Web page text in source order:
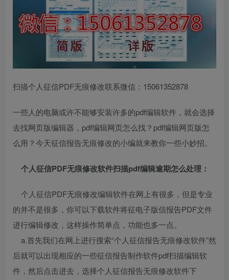
扫描个人征信PDF无痕修改联系微信：15061352878
一些人的电脑或许不能够安装许多的pdf编辑软件，就会选择
去找网页版编辑器，pdf编辑网页怎么找？pdf编辑网页版怎
么用？今天征信报告无痕修改的小编就来教你一些小妙招。
个人征信PDF无痕修改软件扫描pdf编辑逾期怎么处理：
个人征信PDF无痕修改编辑软件在网上有很多，但是专业
的并不是很多，你可以下载软件将征电子版信报告PDF文件
进行编辑修改，这样操作简单点，功能也多一点。
a.首先我们在网上进行搜索“个人征信报告无痕修改软件”然
后就可以出现相应的一些征信报告制作软件pdf扫描编辑软
件，然后点击进去，选择个人征信报告无痕修改软件下